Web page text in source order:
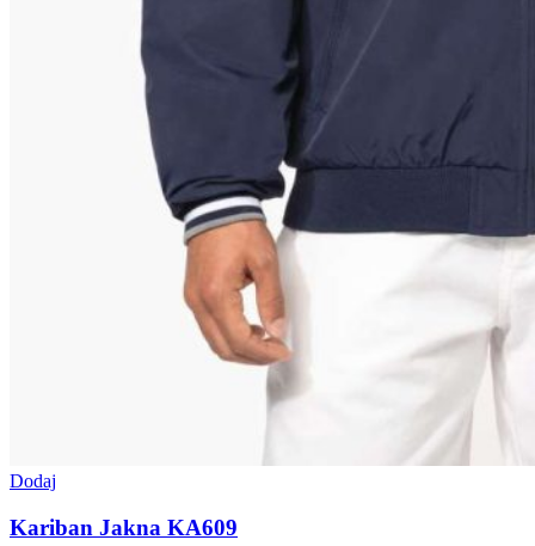
Dodaj
Kariban Jakna KA609